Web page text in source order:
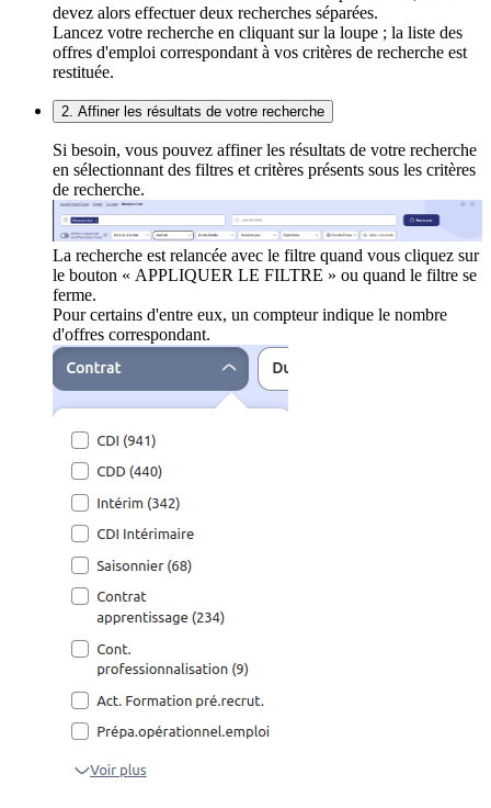
devez alors effectuer deux recherches séparées.
Lancez votre recherche en cliquant sur la loupe ; la liste des
offres d'emploi correspondant à vos critères de recherche est
restituée.
2. Affiner les résultats de votre recherche
Si besoin, vous pouvez affiner les résultats de votre recherche
en sélectionnant des filtres et critères présents sous les critères
de recherche.
La recherche est relancée avec le filtre quand vous cliquez sur
le bouton « APPLIQUER LE FILTRE » ou quand le filtre se
ferme.
Pour certains d'entre eux, un compteur indique le nombre
d'offres correspondant.